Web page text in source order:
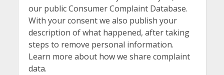
our public Consumer Complaint Database.
With your consent we also publish your
description of what happened, after taking
steps to remove personal information.
Learn more about how we share complaint
data.